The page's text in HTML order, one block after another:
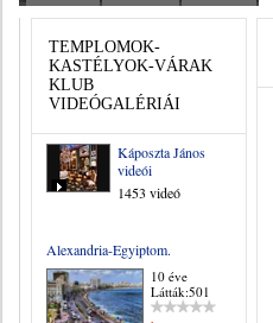
TEMPLOMOK-
KASTÉLYOK-VÁRAK
KLUB
VIDEÓGALÉRIÁI
Káposzta János
videói
1453 videó
Alexandria-Egyiptom.
10 éve
Látták:501